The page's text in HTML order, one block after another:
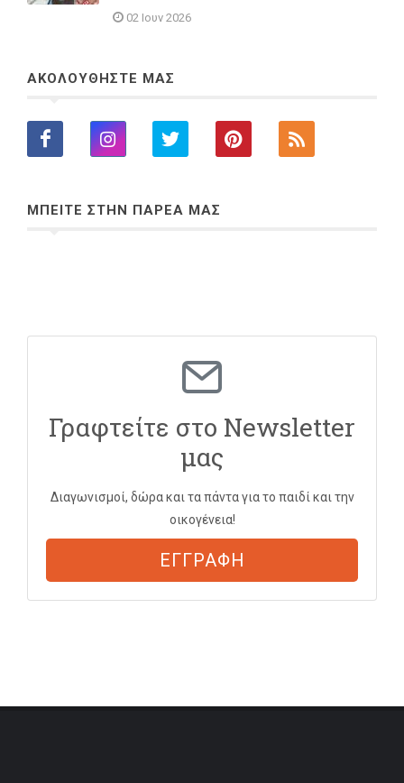
02 Ιουν 2026
ΑΚΟΛΟΥΘΗΣΤΕ ΜΑΣ
ΜΠΕΙΤΕ ΣΤΗΝ ΠΑΡΕΑ ΜΑΣ
Γραφτείτε στο Newsletter
μας
Διαγωνισμοί, δώρα και τα πάντα για το παιδί και την
οικογένεια!
ΕΓΓΡΑΦΗ